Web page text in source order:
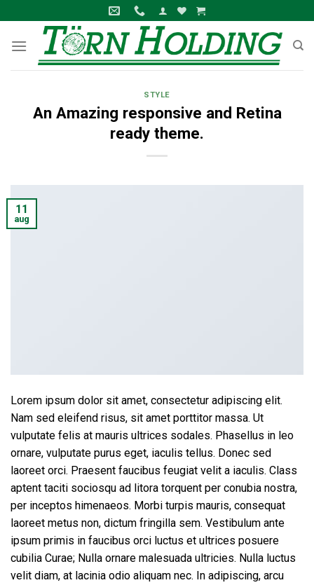
to
content
STYLE
An Amazing responsive and Retina
ready theme.
11
aug
Lorem ipsum dolor sit amet, consectetur adipiscing elit.
Nam sed eleifend risus, sit amet porttitor massa. Ut
vulputate felis at mauris ultrices sodales. Phasellus in leo
ornare, vulputate purus eget, iaculis tellus. Donec sed
laoreet orci. Praesent faucibus feugiat velit a iaculis. Class
aptent taciti sociosqu ad litora torquent per conubia nostra,
per inceptos himenaeos. Morbi turpis mauris, consequat
laoreet metus non, dictum fringilla sem. Vestibulum ante
ipsum primis in faucibus orci luctus et ultrices posuere
cubilia Curae; Nulla ornare malesuada ultricies. Nulla luctus
velit diam, at lacinia odio aliquam nec. In adipiscing, arcu